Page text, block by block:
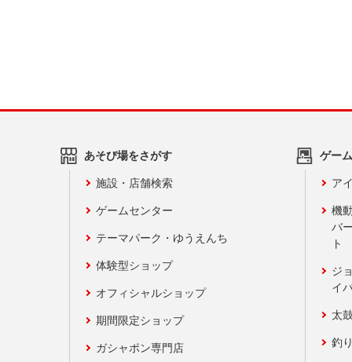
あそび場をさがす
施設・店舗検索
ゲームセンター
テーマパーク・ゆうえんち
体験型ショップ
オフィシャルショップ
期間限定ショップ
ガシャポン専門店
ゲー
ア
機
バ
ト
ジ
イ
太
釣